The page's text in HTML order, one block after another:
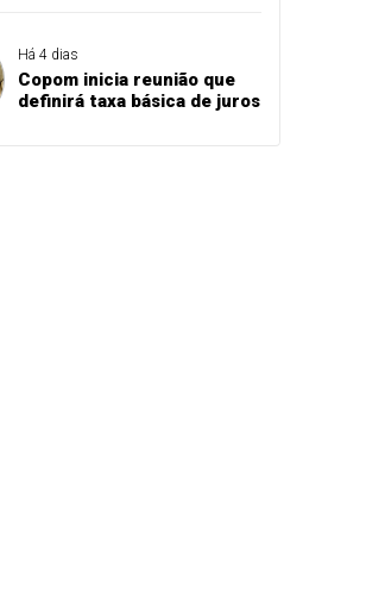
Há 4 dias
Copom inicia reunião que
definirá taxa básica de juros